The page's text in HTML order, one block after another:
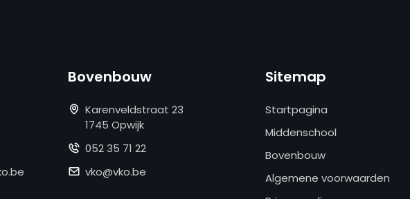
Bovenbouw
Karenveldstraat 23
1745 Opwijk
052 35 71 22
vko@vko.be
Sitemap
Startpagina
Middenschool
Bovenbouw
Algemene voorwaarden